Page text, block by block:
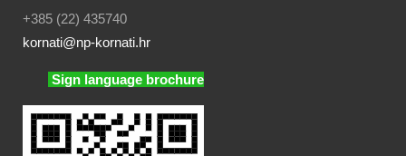
+385 (22) 435740
kornati@np-kornati.hr
Sign language brochure